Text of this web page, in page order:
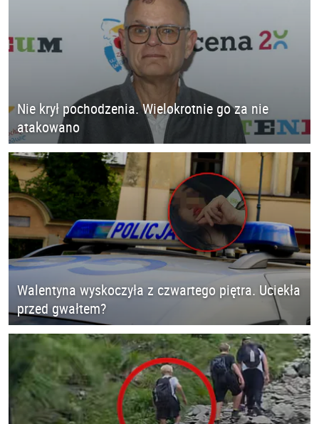
Nie krył pochodzenia. Wielokrotnie go za nie
atakowano
Walentyna wyskoczyła z czwartego piętra. Uciekła
przed gwałtem?